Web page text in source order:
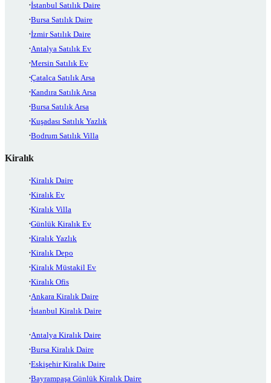
İstanbul Satılık Daire
Bursa Satılık Daire
İzmir Satılık Daire
Antalya Satılık Ev
Mersin Satılık Ev
Çatalca Satılık Arsa
Kandıra Satılık Arsa
Bursa Satılık Arsa
Kuşadası Satılık Yazlık
Bodrum Satılık Villa
Kiralık
Kiralık Daire
Kiralık Ev
Kiralık Villa
Günlük Kiralık Ev
Kiralık Yazlık
Kiralık Depo
Kiralık Müstakil Ev
Kiralık Ofis
Ankara Kiralık Daire
İstanbul Kiralık Daire
Antalya Kiralık Daire
Bursa Kiralık Daire
Eskişehir Kiralık Daire
Bayrampaşa Günlük Kiralık Daire